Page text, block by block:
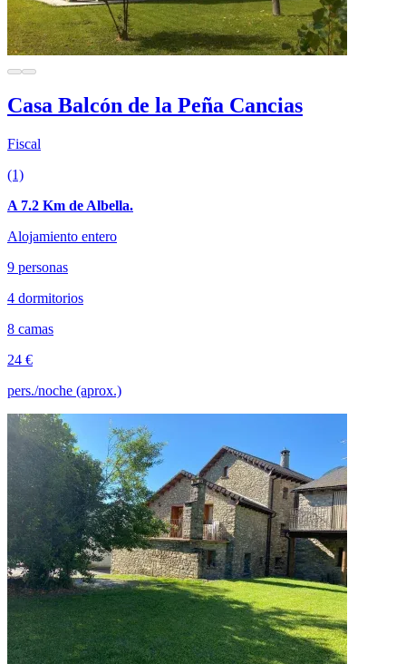
Casa Balcón de la Peña Cancias
Fiscal
(1)
A 7.2 Km de Albella.
Alojamiento entero
9 personas
4 dormitorios
8 camas
24 €
pers./noche (aprox.)